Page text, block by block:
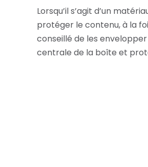
Lorsqu’il s’agit d’un
protéger le contenu, à la
conseillé de les
centrale de la boîte et